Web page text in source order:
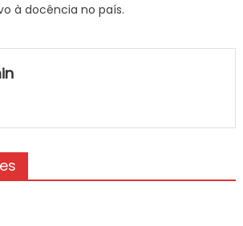
à docência no país.